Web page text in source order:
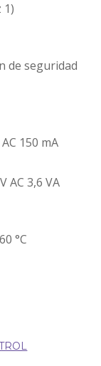
1)
de seguridad
150 mA
AC 3,6 VA
°C